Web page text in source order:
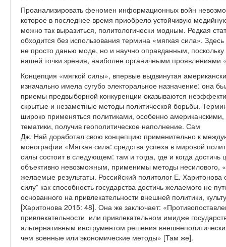
Проанализировать феномен информационных войн
которое в последнее время приобрело устойчивую
можно так выразиться, политологически модным. Редкая
обходится без использования термина «мягкая сила».
не просто данью моде, но и научно оправданным,
нашей точки зрения, наиболее органичными проявлениями
Концепция «мягкой силы», впервые выдвинутая
изначально имела сугубо электоральное назначение: она
приемы предвыборной конкуренции оказываются
скрытые и незаметные методы политической борьбы.
широко применяться политиками, особенно
тематики, получив геополитическое наполнение. Сам
Дж. Най доработал свою концепцию применительно к
монографии «Мягкая сила: средства успеха в мировой
силы состоит в следующем: там и тогда, где и когда
объективно невозможным, применимы методы несилового,
желаемые результаты. Российский политолог Е.
силу” как способность государства достичь желаемого не
основанного на привлекательности внешней политики,
[Харитонова 2015: 48]. Она же заключает:
привлекательности или привлекательном имидже
альтернативным инструментом решения
чем военные или экономические методы» [Там же].